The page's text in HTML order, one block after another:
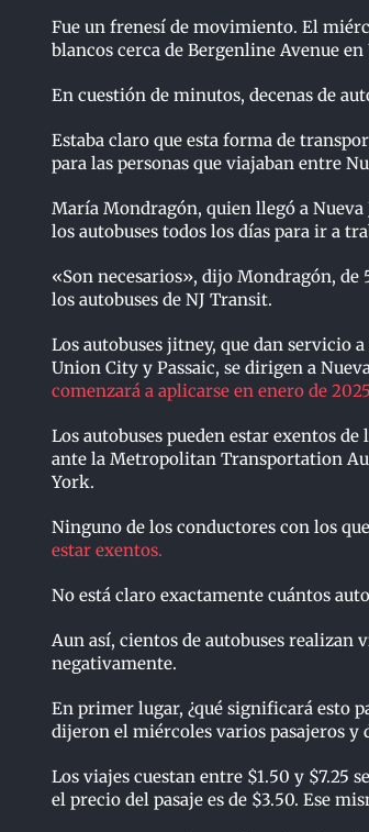
Fue un frenesí de movimiento. El
blancos cerca de Bergenline Avenue
En cuestión de minutos, decenas de
Estaba claro que esta forma de
para las personas que viajaban entre
María Mondragón, quien llegó a
los autobuses todos los días para ir a
«Son necesarios», dijo Mondragón, de
los autobuses de NJ Transit.
Los autobuses jitney, que dan servicio
Union City y Passaic, se dirigen a
comenzará a aplicarse en enero de
Los autobuses pueden estar exentos
ante la Metropolitan Transportation
York.
Ninguno de los conductores con los
estar exentos.
No está claro exactamente cuántos
Aun así, cientos de autobuses realizan
negativamente.
En primer lugar, ¿qué significará esto
dijeron el miércoles varios pasajeros y
Los viajes cuestan entre $1.50 y $7.25
el precio del pasaje es de $3.50. Ese